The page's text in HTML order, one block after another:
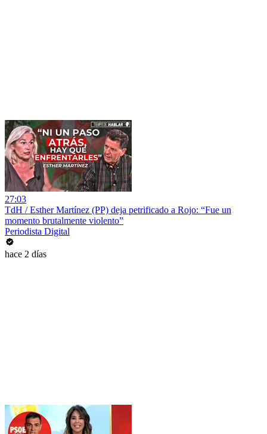
27:03
TdH / Esther Martínez (PP) deja petrificado a Rojo: “Fue un
momento brutalmente violento”
Periodista Digital
hace 2 días